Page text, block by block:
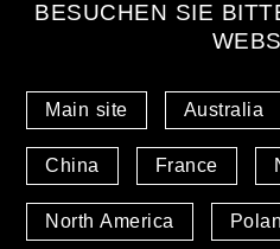
BESUCHEN SIE
Main site Australia
China France
North America